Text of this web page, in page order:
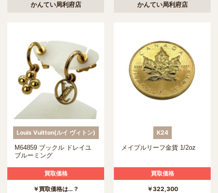
かんてい局利府店 かんてい局利府店
Louis Vuitton(ルイ ヴィトン)
M64859 ブックル ドレイユ
ブルーミング
買取価格
￥買取価格は…？
K24
メイプルリーフ金貨 1/2oz
買取価格
￥322,300